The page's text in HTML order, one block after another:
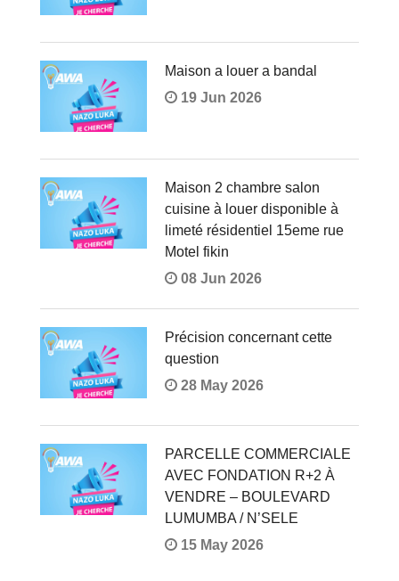
Maison a louer a bandal
19 Jun 2026
Maison 2 chambre salon
cuisine à louer disponible à
limeté résidentiel 15eme rue
Motel fikin
08 Jun 2026
Précision concernant cette
question
28 May 2026
PARCELLE COMMERCIALE
AVEC FONDATION R+2 À
VENDRE – BOULEVARD
LUMUMBA / N’SELE
15 May 2026